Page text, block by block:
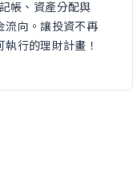
帳、資產分配與
流向。讓投資不再
行的理財計畫！